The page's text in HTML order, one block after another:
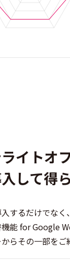
イトオ
して得
するだけでな
能 for Google
らその一部をご